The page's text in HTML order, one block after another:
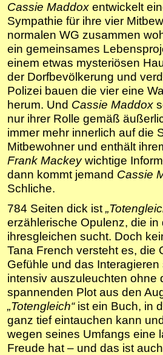
Cassie Maddox entwickelt
Sympathie für ihre vier
normalen WG zusammen
ein gemeinsames
einem etwas mysteriösen
der Dorfbevölkerung und
Polizei bauen die vier eine
herum. Und Cassie Maddox
nur ihrer Rolle gemäß
immer mehr innerlich auf die
Mitbewohner und enthält
Frank Mackeywichtige
dann kommt jemand Cassie
Schliche.
784 Seiten dick ist
erzählerische Opulenz, die in
ihresgleichen sucht. Doch
Tana French versteht es, die
Gefühle und das
intensiv auszuleuchten ohne
spannenden Plot aus den
„Totengleich“ist ein Buch, in
ganz tief eintauchen kann
wegen seines Umfangs eine
Freude hat – und das ist